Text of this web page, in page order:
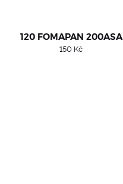
120 FOMAPAN 200ASA
150 Kč